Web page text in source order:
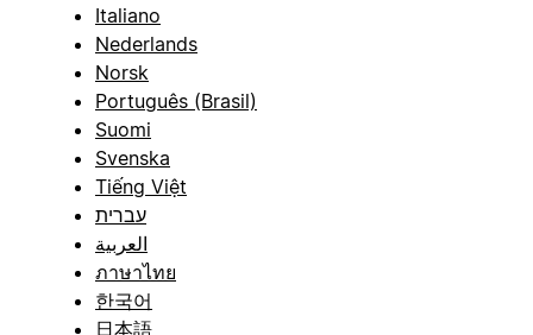
Italiano
Nederlands
Norsk
Português (Brasil)
Suomi
Svenska
Tiếng Việt
עברית
العربية
ภาษาไทย
한국어
日本語